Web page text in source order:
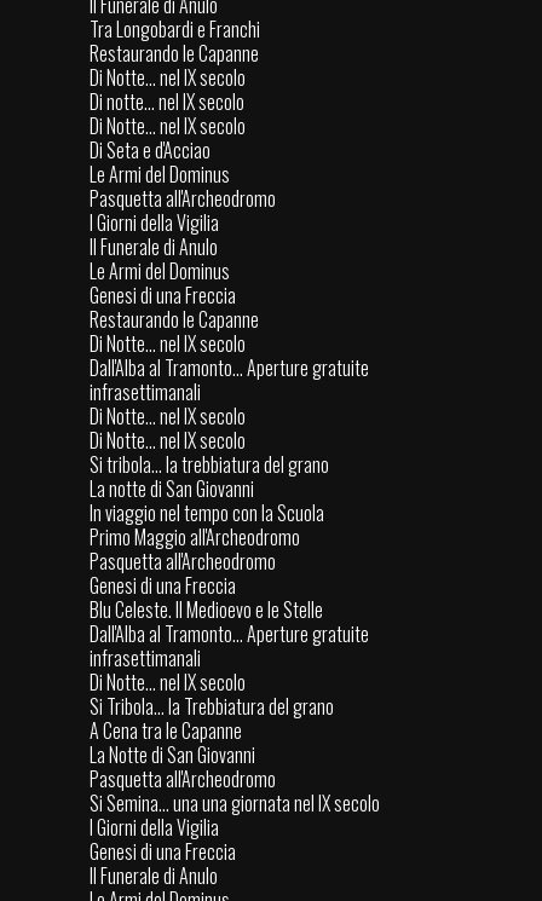
Tra Longobardi e Franchi
Restaurando le Capanne
Di Notte... nel IX secolo
Di notte... nel IX secolo
Di Notte... nel IX secolo
Di Seta e d'Acciao
Le Armi del Dominus
Pasquetta all'Archeodromo
I Giorni della Vigilia
Il Funerale di Anulo
Le Armi del Dominus
Genesi di una Freccia
Restaurando le Capanne
Di Notte... nel IX secolo
Dall'Alba al Tramonto... Aperture gratuite
infrasettimanali
Di Notte... nel IX secolo
Di Notte... nel IX secolo
Si tribola... la trebbiatura del grano
La notte di San Giovanni
In viaggio nel tempo con la Scuola
Primo Maggio all'Archeodromo
Pasquetta all'Archeodromo
Genesi di una Freccia
Blu Celeste. Il Medioevo e le Stelle
Dall'Alba al Tramonto... Aperture gratuite
infrasettimanali
Di Notte... nel IX secolo
Si Tribola... la Trebbiatura del grano
A Cena tra le Capanne
La Notte di San Giovanni
Pasquetta all'Archeodromo
Si Semina... una una giornata nel IX secolo
I Giorni della Vigilia
Genesi di una Freccia
Il Funerale di Anulo